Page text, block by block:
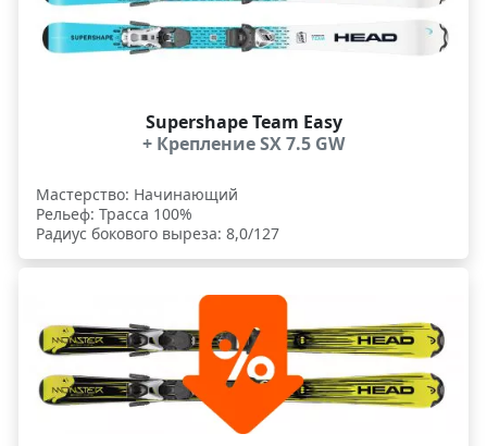
Supershape Team Easy
+ Крепление SX 7.5 GW
Мастерство: Начинающий
Рельеф: Трасса 100%
Радиус бокового выреза: 8,0/127